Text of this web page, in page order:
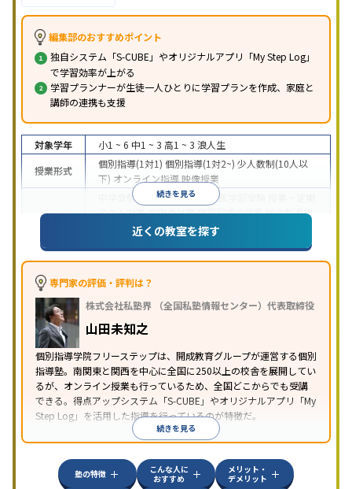
編集部のおすすめポイント
独自システム「S-CUBE」やオリジナルアプリ「My Step Log」
で学習効率が上がる
学習プランナーが生徒一人ひとりに学習プランを作成、家庭と
講師の連携も支援
続きを見る
対象学年 小1 ~ 6 中1 ~ 3 高1 ~ 3 浪人生
授業形式
個別指導(1対1) 個別指導(1対2~) 少人数制(10人以
下) オンライン指導映像授業
中学受験 高校受験大学受験 医学部受験
テスト対策内申点対策学習習慣の定着総合型選抜
(旧AO)対策推薦入試対策学校別特化対策
漢検(漢字検定)対策数学特化対策英語・英会話特化
特徴
中高一貫校生に対応
保証制度あり
授業の振替可能学習にPC・タブレッ
トを利用 オンライン対応
講習のみの受講可
近くの教室を探す
専門家の評価・評判は？
株式会社私塾界 （全国私塾情報センター）代表取締役
山田未知之
個別指導学院フリーステップは、開成教育グループが運営する個別
指導塾。南関東と関西を中心に全国に250以上の校舎を展開してい
るが、オンライン授業も行っているため、全国どこからでも受講
できる。得点アップシステム「S-CUBE」やオリジナルアプリ「My
Step Log」を活用した指導を行っているのが特徴だ。
続きを見る
塾の特徴
こんな人に
おすすめ
メリット・
デメリット